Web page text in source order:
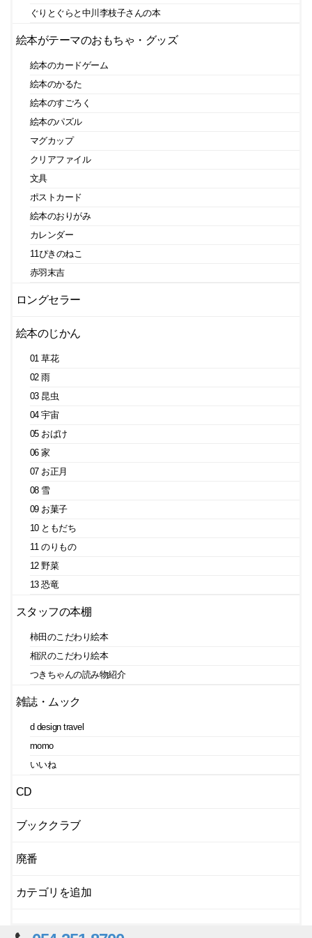
ぐりとぐらと中川李枝子さんの本
絵本がテーマのおもちゃ・グッズ
絵本のカードゲーム
絵本のかるた
絵本のすごろく
絵本のパズル
マグカップ
クリアファイル
文具
ポストカード
絵本のおりがみ
カレンダー
11ぴきのねこ
赤羽末吉
ロングセラー
絵本のじかん
01 草花
02 雨
03 昆虫
04 宇宙
05 おばけ
06 家
07 お正月
08 雪
09 お菓子
10 ともだち
11 のりもの
12 野菜
13 恐竜
スタッフの本棚
柿田のこだわり絵本
相沢のこだわり絵本
つきちゃんの読み物紹介
雑誌・ムック
d design travel
momo
いいね
CD
ブッククラブ
廃番
カテゴリを追加